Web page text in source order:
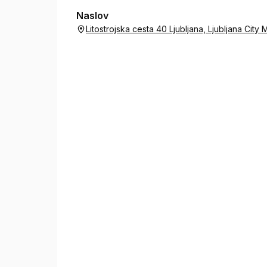
Naslov
Litostrojska cesta 40 Ljubljana, Ljubljana City